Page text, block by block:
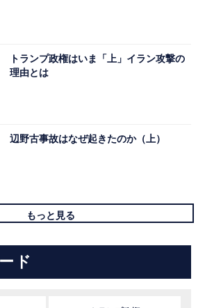
トランプ政権はいま「上」イラン攻撃の
理由とは
辺野古事故はなぜ起きたのか（上）
もっと見る
ド